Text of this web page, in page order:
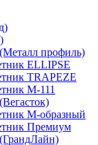
профиль)
ELLIPSE
TRAPEZE
М-111
М-образный
Премиум